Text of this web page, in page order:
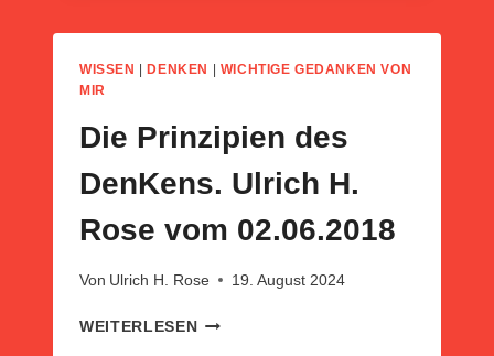
ULRICH
ROSE
22.02.2014
WISSEN DENKEN
WICHTIGE GEDANKEN VON
MIR
Die Prinzipien des
DenKens. Ulrich H.
Rose vom 02.06.2018
Von Ulrich H. Rose 19. August 2024
WEITERLESENDIE